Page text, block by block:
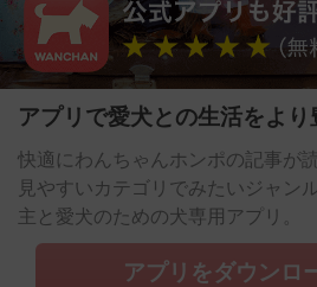
アプリで愛犬との生活をより
快適にわんちゃんホンポの記事が
見やすいカテゴリでみたいジャン
主と愛犬のための犬専用アプリ。
アプリをダウンロ